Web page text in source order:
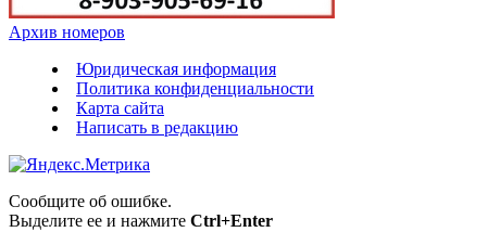
Архив номеров
Юридическая информация
Политика конфиденциальности
Карта сайта
Написать в редакцию
Сообщите об ошибке.
Выделите ее и нажмите Ctrl+Enter